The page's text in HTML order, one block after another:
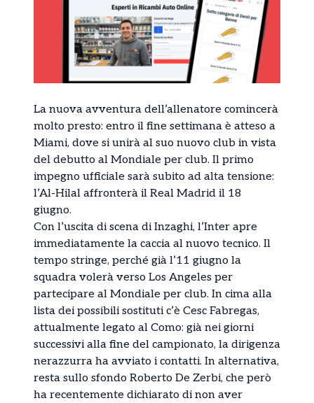
La nuova avventura dell’allenatore comincerà
molto presto: entro il fine settimana è atteso a
Miami, dove si unirà al suo nuovo club in vista
del debutto al Mondiale per club. Il primo
impegno ufficiale sarà subito ad alta tensione:
l’Al-Hilal affronterà il Real Madrid il 18
giugno.
Con l’uscita di scena di Inzaghi, l’Inter apre
immediatamente la caccia al nuovo tecnico. Il
tempo stringe, perché già l’11 giugno la
squadra volerà verso Los Angeles per
partecipare al Mondiale per club. In cima alla
lista dei possibili sostituti c’è Cesc Fabregas,
attualmente legato al Como: già nei giorni
successivi alla fine del campionato, la dirigenza
nerazzurra ha avviato i contatti. In alternativa,
resta sullo sfondo Roberto De Zerbi, che però
ha recentemente dichiarato di non aver